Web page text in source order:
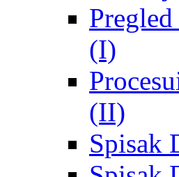
(I)
(II)
Spisak